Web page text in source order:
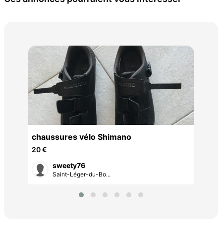
chaussures vélo Shimano
20 €
sweety76
Saint-Léger-du-Bo...